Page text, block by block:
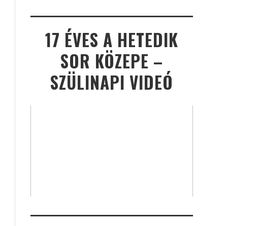
17 ÉVES A HETEDIK
SOR KÖZEPE –
SZÜLINAPI VIDEÓ